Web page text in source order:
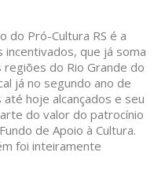
do Pró-Cultura RS é a
que já soma
do Rio Grande do
já no segundo ano de
hoje alcançados e seu
do valor do patrocínio
de Apoio à Cultura.
foi inteiramente